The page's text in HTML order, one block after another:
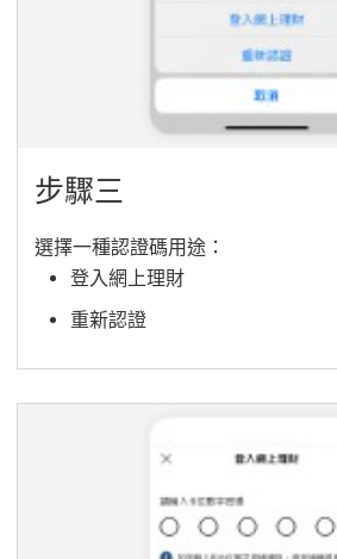
步驟三
選擇一種認證碼用途：
登入網上理財
重新認證